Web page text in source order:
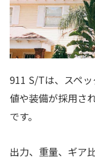
911 S/Tは、スペ
値や装備が採用さ
です。
出力、重量、ギア